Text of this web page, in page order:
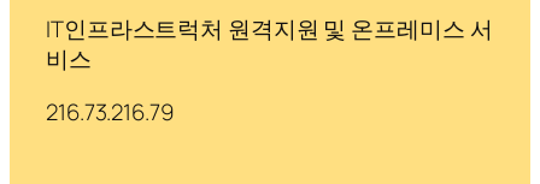
IT인프라스트럭처 원격지원 및 온프레미스 서
비스
216.73.216.79